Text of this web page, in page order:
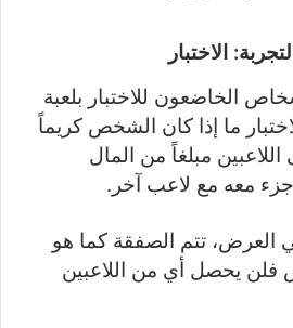
الاختبار
الخاضعون للاختبار بلعبة
ما إذا كان الشخص كريماً
مبلغاً من المال
معه مع لاعب آخر.
العرض، تتم الصفقة كما هو
يحصل أي من اللاعبين